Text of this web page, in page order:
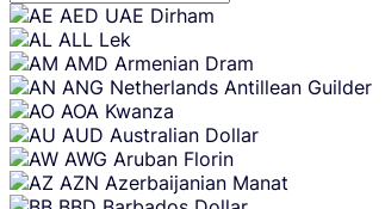
Skip
content
AED UAE Dirham
ALL Lek
AMD Armenian Dram
ANG Netherlands Antillean Guilder
AOA Kwanza
AUD Australian Dollar
AWG Aruban Florin
AZN Azerbaijanian Manat